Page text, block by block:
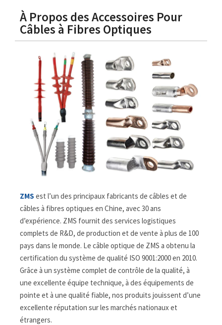
À Propos des Accessoires Pour
Câbles à Fibres Optiques
ZMS est l’un des principaux fabricants de câbles et de
câbles à fibres optiques en Chine, avec 30 ans
d’expérience. ZMS fournit des services logistiques
complets de R&D, de production et de vente à plus de 100
pays dans le monde. Le câble optique de ZMS a obtenu la
certification du système de qualité ISO 9001:2000 en 2010.
Grâce à un système complet de contrôle de la qualité, à
une excellente équipe technique, à des équipements de
pointe et à une qualité fiable, nos produits jouissent d’une
excellente réputation sur les marchés nationaux et
étrangers.